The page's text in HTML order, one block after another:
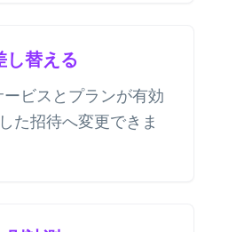
し替える
ビスとプランが有効
た招待へ変更できま